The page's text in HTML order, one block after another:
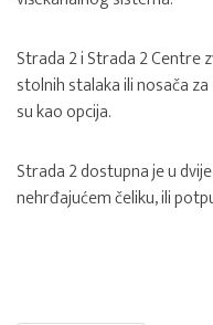
Strada 2 i Strada 2 Centre
stolnih stalaka ili nosača
su kao opcija.
Strada 2 dostupna je u
nehrđajućem čeliku, ili